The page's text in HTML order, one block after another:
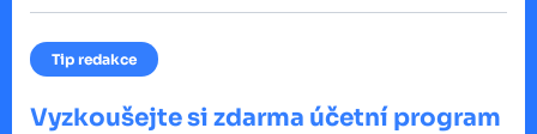
Tip redakce
Vyzkoušejte si zdarma účetní program